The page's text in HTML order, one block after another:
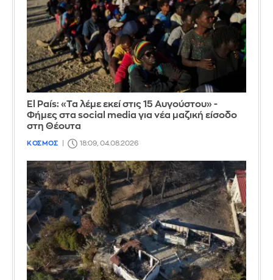
El País: «Τα λέμε εκεί στις 15 Αυγούστου» -
Φήμες στα social media για νέα μαζική είσοδο
στη Θέουτα
ΚΟΣΜΟΣ 18:09, 04.08.2026